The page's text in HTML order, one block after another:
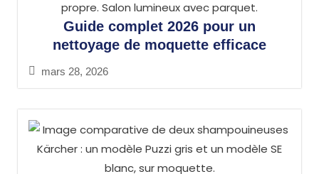
Guide complet 2026 pour un
nettoyage de moquette efficace
mars 28, 2026